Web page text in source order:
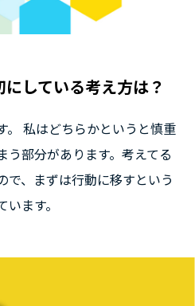
している考え方は？
。 私はどちらかというと慎重
う部分があります。考えてる
で、まずは行動に移すという
ます。